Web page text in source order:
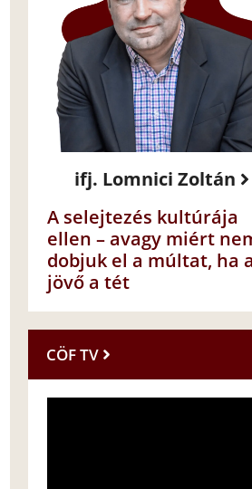
ifj. Lomnici Zoltán
A selejtezés kultúrája
ellen – avagy miért
dobjuk el a múltat, ha a
jövő a tét
CÖF TV